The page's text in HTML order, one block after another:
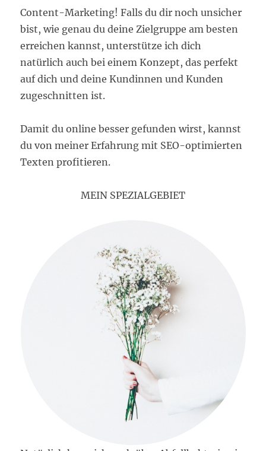
Content-Marketing! Falls du dir noch unsicher
bist, wie genau du deine Zielgruppe am besten
erreichen kannst, unterstütze ich dich
natürlich auch bei einem Konzept, das perfekt
auf dich und deine Kundinnen und Kunden
zugeschnitten ist.
Damit du online besser gefunden wirst, kannst
du von meiner Erfahrung mit SEO-optimierten
Texten profitieren.
MEIN SPEZIALGEBIET